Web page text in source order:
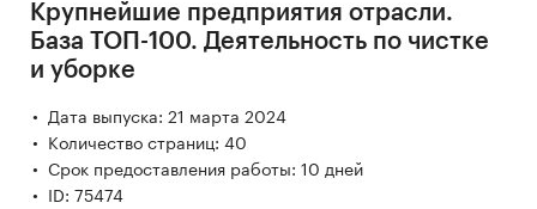
Крупнейшие предприятия отрасли.
База ТОП-100. Деятельность по чистке
и уборке
Дата выпуска: 21 марта 2024
Количество страниц: 40
Срок предоставления работы: 10 дней
ID: 75474